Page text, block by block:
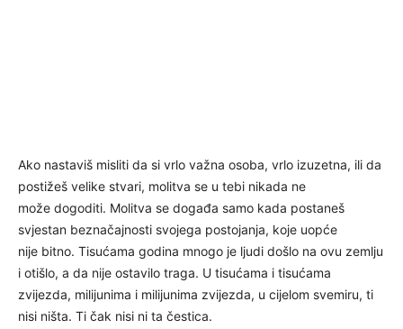
Ako nastaviš misliti da si vrlo važna osoba, vrlo izuzetna, ili da
postižeš velike stvari, molitva se u tebi nikada ne
može dogoditi. Molitva se događa samo kada postaneš
svjestan beznačajnosti svojega postojanja, koje uopće
nije bitno. Tisućama godina mnogo je ljudi došlo na ovu zemlju
i otišlo, a da nije ostavilo traga. U tisućama i tisućama
zvijezda, milijunima i milijunima zvijezda, u cijelom svemiru, ti
nisi ništa. Ti čak nisi ni ta čestica.